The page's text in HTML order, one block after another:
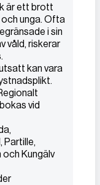
är ett brott
unga. Ofta
i sin
våld, riskerar
kan vara
vid
Partille,
och Kungälv